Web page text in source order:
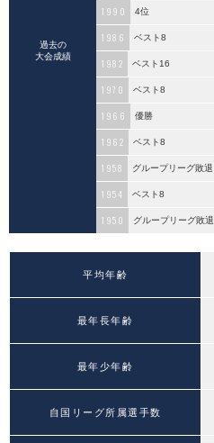
過去の
大会成績
1990 4位
1986 ベスト8
1982 ベスト16
1970 ベスト8
1966 優勝
1962 ベスト8
1958 グループリーグ敗退
1954 ベスト8
1950 グループリーグ敗退
平均年齢
最年長年齢
最年少年齢
自国リーグ所属選手数